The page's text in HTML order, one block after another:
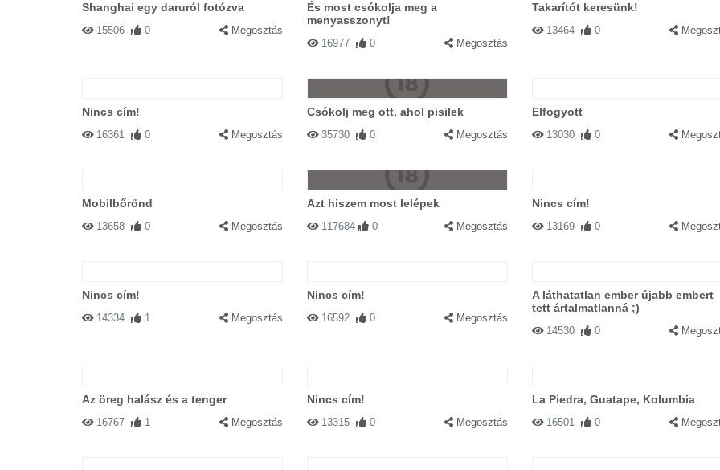
Shanghai egy daruról fotózva
15506 0 Megosztás
És most csókolja meg a
menyasszonyt!
16977 0 Megosztás
Takarítót keresünk!
13464 0
Nincs cím!
16361 0 Megosztás
Csókolj meg ott, ahol pisilek
35730 0 Megosztás
Elfogyott
13030 0
Mobilbőrönd
13658 0 Megosztás
Azt hiszem most lelépek
117684 0 Megosztás
Nincs cím!
13169 0
Nincs cím!
14334 1 Megosztás
Nincs cím!
16592 0 Megosztás
A láthatatlan ember újabb embert
tett ártalmatlanná ;)
14530 0
Az öreg halász és a tenger
16767 1 Megosztás
Nincs cím!
13315 0 Megosztás
La Piedra, Guatape, Kolumbia
16501 0